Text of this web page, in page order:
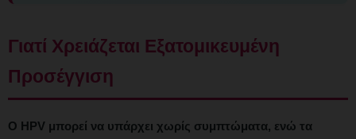
Γιατί Χρειάζεται Εξατομικευμένη
Προσέγγιση
Ο HPV μπορεί να υπάρχει χωρίς συμπτώματα, ενώ τα